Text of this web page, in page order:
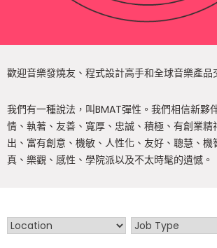
歡迎音樂發燒友、程式設計高手和全球音樂產品
我們有一種說法，叫BMAT彈性。我們相信新夥
情、執著、友善、寬厚、忠誠、積極、有創業
出、富有創意、機敏、人性化、友好、聰慧、
真、樂觀、感性、學院派以及不太時髦的遺憾。